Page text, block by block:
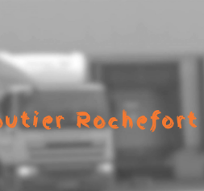
Rochefort